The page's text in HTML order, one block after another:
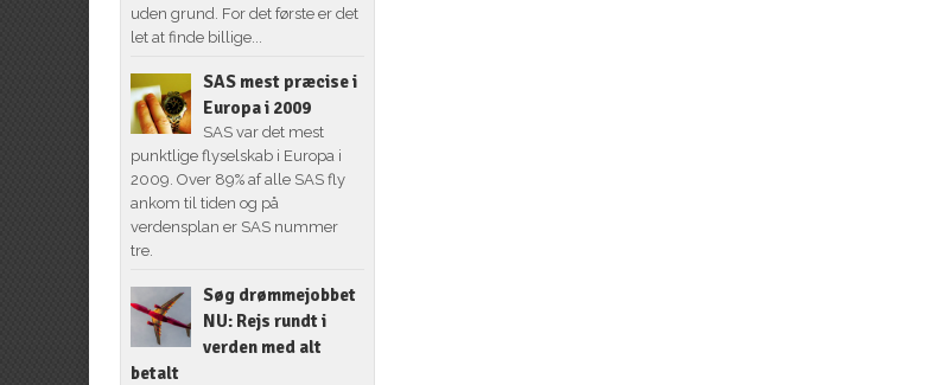
uden grund. For det første er det
let at finde billige...
SAS mest præcise i
Europa i 2009
SAS var det mest
punktlige flyselskab i Europa i
2009. Over 89% af alle SAS fly
ankom til tiden og på
verdensplan er SAS nummer
tre.
Søg drømmejobbet
NU: Rejs rundt i
verden med alt
betalt